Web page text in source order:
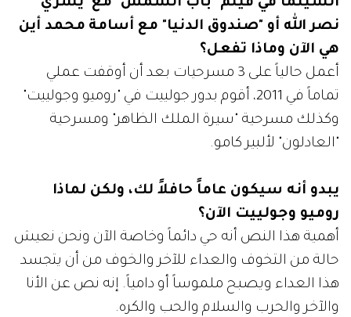
نصر الله أو "صندوق الدنيا" مع أسامة محمد أين
هي الآن وماذا تفعل؟
أعمل حالياً على 3 مسرحيات بعد أن أوقفت عملي
تماماً في 2011، أقوم بدور جولييت في "روميو وجولييت"
وكذلك مسرحية "سيرة الملك الظاهر" ومسرحية
"العادلون" لألبير كامو.
يبدو أنه سيكون عاماً حافلاً لك، ولكن لماذا
روميو وجولييت الآن؟
أهمية هذا النص أنه حي دائماً وخاصة الآن ونحن نعيش
حالة من التخوف والعداء للآخر والخوف من أن يتجسد
هذا العداء ويصبح ملموساً أو دامياً. إنه نص عن الأنا
والآخر والحرب والسلام والحب والكره.